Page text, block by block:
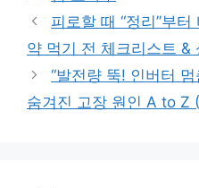
피로할 때 “정리”부
약 먹기 전 체크리스트 &
“발전량 뚝! 인버터
숨겨진 고장 원인 A to Z